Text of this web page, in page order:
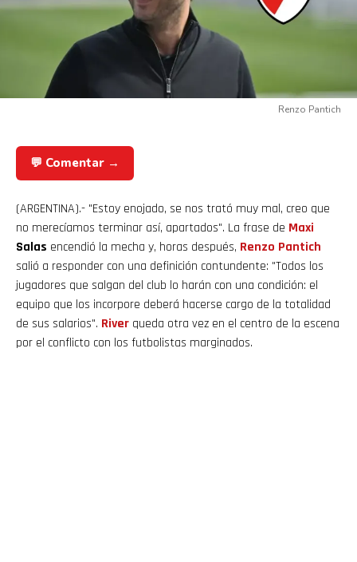
Renzo Pantich
💬 Comentar →
(ARGENTINA).- "Estoy enojado, se nos trató muy mal, creo que
no merecíamos terminar así, apartados". La frase de Maxi
Salas encendió la mecha y, horas después, Renzo Pantich
salió a responder con una definición contundente: "Todos los
jugadores que salgan del club lo harán con una condición: el
equipo que los incorpore deberá hacerse cargo de la totalidad
de sus salarios". River queda otra vez en el centro de la escena
por el conflicto con los futbolistas marginados.